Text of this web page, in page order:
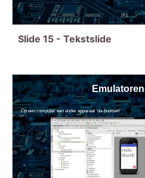
Slide 15 - Tekstslide
Emulatoren
Op een computer een ander apparaat ‘na-bootsen’